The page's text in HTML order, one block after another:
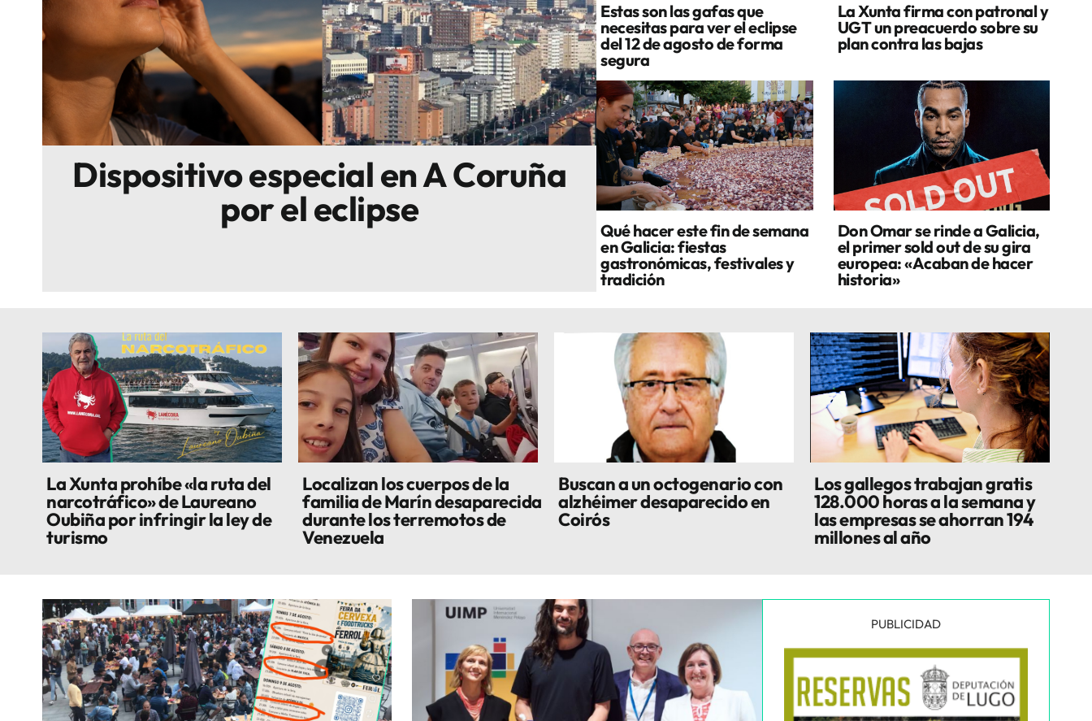
Dispositivo especial en A Coruña
por el eclipse
Estas son las gafas que
necesitas para ver el eclipse
del 12 de agosto de forma
segura
La Xunta firma con patronal y
UGT un preacuerdo sobre su
plan contra las bajas
Qué hacer este fin de semana
en Galicia: fiestas
gastronómicas, festivales y
tradición
Don Omar se rinde a Galicia,
el primer sold out de su gira
europea: «Acaban de hacer
historia»
La Xunta prohíbe «la ruta del
narcotráfico» de Laureano
Oubiña por infringir la ley de
turismo
Localizan los cuerpos de la
familia de Marín desaparecida
durante los terremotos de
Venezuela
Buscan a un octogenario con
alzhéimer desaparecido en
Coirós
Los gallegos trabajan gratis
128.000 horas a la semana y
las empresas se ahorran 194
millones al año
PUBLICIDAD